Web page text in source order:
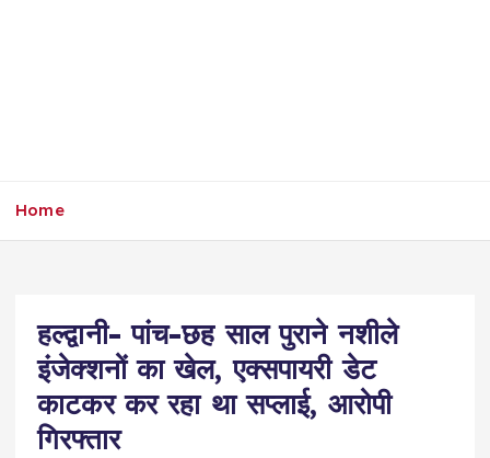
Home
हल्द्वानी- पांच-छह साल पुराने नशीले
इंजेक्शनों का खेल, एक्सपायरी डेट
काटकर कर रहा था सप्लाई, आरोपी
गिरफ्तार